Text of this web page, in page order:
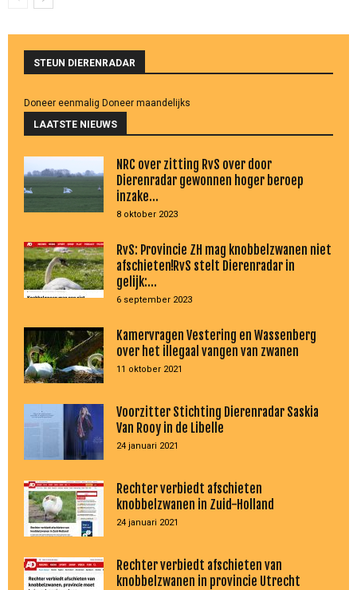
STEUN DIERENRADAR
Doneer eenmalig Doneer maandelijks
LAATSTE NIEUWS
NRC over zitting RvS over door
Dierenradar gewonnen hoger beroep
inzake...
8 oktober 2023
RvS: Provincie ZH mag knobbelzwanen niet
afschieten!RvS stelt Dierenradar in
gelijk:...
6 september 2023
Kamervragen Vestering en Wassenberg
over het illegaal vangen van zwanen
11 oktober 2021
Voorzitter Stichting Dierenradar Saskia
Van Rooy in de Libelle
24 januari 2021
Rechter verbiedt afschieten
knobbelzwanen in Zuid-Holland
24 januari 2021
Rechter verbiedt afschieten van
knobbelzwanen in provincie Utrecht